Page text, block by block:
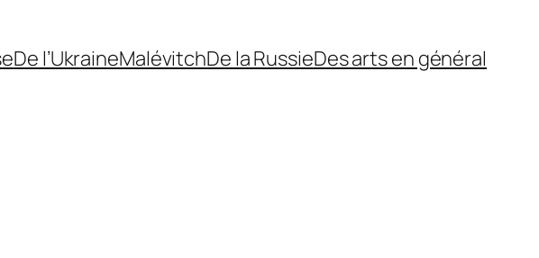
De l’UkraineMalévitchDe la RussieDes arts en général